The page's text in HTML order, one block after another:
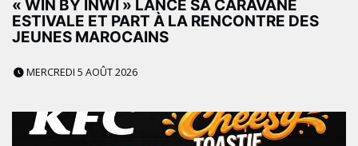
« WIN BY INWI » LANCE SA CARAVANE
ESTIVALE ET PART À LA RENCONTRE DES
JEUNES MAROCAINS
MERCREDI 5 AOÛT 2026